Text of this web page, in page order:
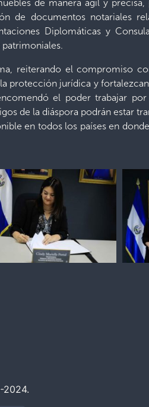
de manera ágil y
de documentos notariales
Diplomáticas y
reiterando el compromiso
protección jurídica y
el poder trabajar
de la diáspora podrán estar
en todos los países en
2024.